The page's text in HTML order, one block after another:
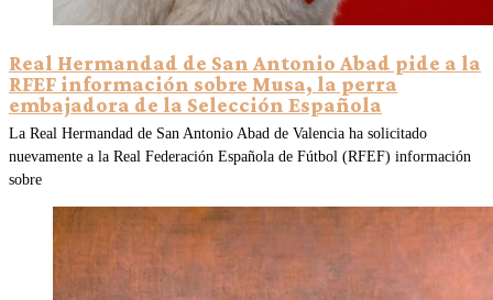
Real Hermandad de San Antonio Abad pide a la
RFEF información sobre Musa, la perra
embajadora de la Selección Española
La Real Hermandad de San Antonio Abad de Valencia ha solicitado
nuevamente a la Real Federación Española de Fútbol (RFEF) información
sobre